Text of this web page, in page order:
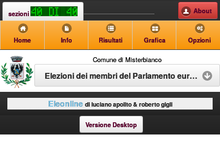
sezioni About
Home Info Risultati Grafica Opzioni
Comune di Misterbianco
Elezioni dei membri del Parlamento europeo spettanti all'Italia
Eleonline di luciano apolito & roberto gigli
Versione Desktop